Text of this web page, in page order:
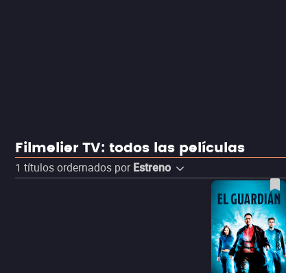
Filmelier TV: todos las películas
1 títulos ordernados por Estreno